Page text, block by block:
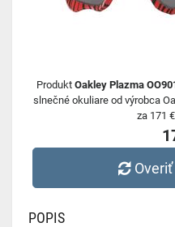
Produkt Oakley Plazma
slnečné okuliare od výrobca
za 171
POPIS